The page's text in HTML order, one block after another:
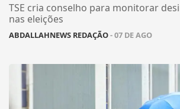
TSE cria conselho para monitorar
nas eleições
ABDALLAHNEWS REDAÇÃO- 07 DE AGO